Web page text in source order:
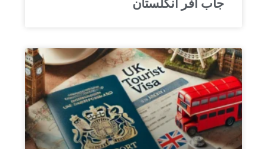
جاب افر انگلستان